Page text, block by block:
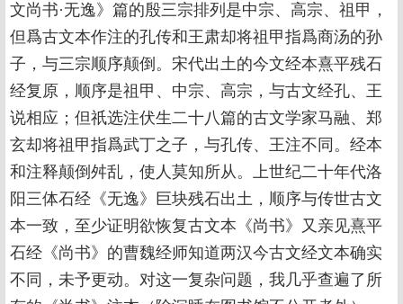
文尚书·无逸》篇的殷三宗排列是中宗、高宗、祖甲，
但爲古文本作注的孔传和王肃却将祖甲指爲商汤的孙
子，与三宗顺序颠倒。宋代出土的今文经本熹平残石
经复原，顺序是祖甲、中宗、高宗，与古文经孔、王
说相应；但祇选注伏生二十八篇的古文学家马融、郑
玄却将祖甲指爲武丁之子，与孔传、王注不同。经本
和注释颠倒舛乱，使人莫知所从。上世纪二十年代洛
阳三体石经《无逸》巨块残石出土，顺序与传世古文
本一致，至少证明欲恢复古文本《尚书》又亲见熹平
石经《尚书》的曹魏经师知道两汉今古文经文本确实
不同，未予更动。对这一复杂问题，我几乎查遍了所